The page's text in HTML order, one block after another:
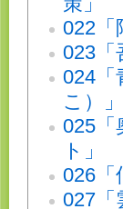
022「
023「
024「
こ）」
025「
ト」
026「
027「